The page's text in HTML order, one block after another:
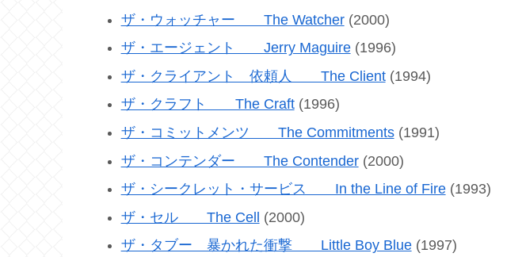
ザ・ウォッチャー The Watcher(2000)
ザ・エージェント Jerry Maguire(1996)
ザ・クライアント 依頼人 The Client(1994)
ザ・クラフト The Craft(1996)
ザ・コミットメンツ The Commitments(1991)
ザ・コンテンダー The Contender(2000)
ザ・シークレット・サービス In the Line of Fire(1993)
ザ・セル The Cell (2000)
ザ・タブー 暴かれた衝撃 Little Boy Blue(1997)